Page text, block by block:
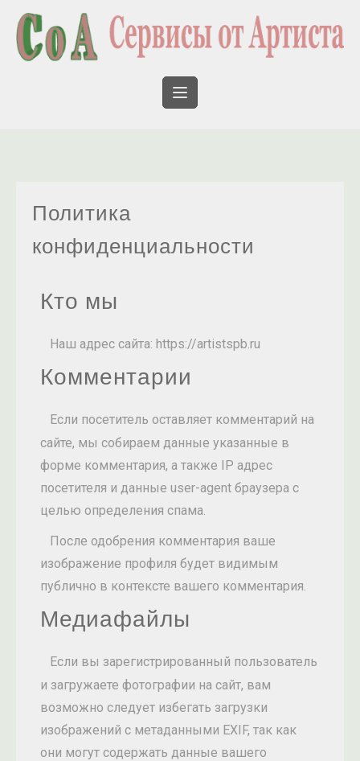
Политика
конфиденциальности
Кто мы
Наш адрес сайта: https://artistspb.ru
Комментарии
Если посетитель оставляет комментарий на
сайте, мы собираем данные указанные в
форме комментария, а также IP адрес
посетителя и данные user-agent браузера с
целью определения спама.
После одобрения комментария ваше
изображение профиля будет видимым
публично в контексте вашего комментария.
Медиафайлы
Если вы зарегистрированный пользователь
и загружаете фотографии на сайт, вам
возможно следует избегать загрузки
изображений с метаданными EXIF, так как
они могут содержать данные вашего